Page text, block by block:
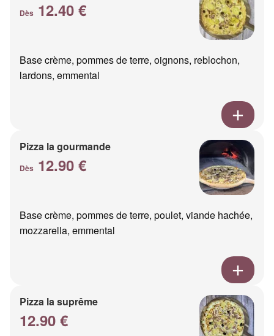
Dès 12.40 €
Base crème, pommes de terre, oignons, reblochon,
lardons, emmental
Pizza la gourmande
Dès 12.90 €
Base crème, pommes de terre, poulet, viande hachée,
mozzarella, emmental
Pizza la suprême
12.90 €